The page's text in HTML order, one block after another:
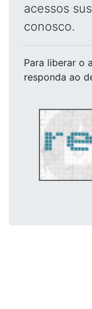
acessos
conosco.
Para liberar o
responda ao